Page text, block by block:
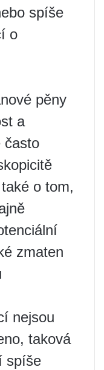
spíše
o
pěny
a
často
o tom,
zmaten
nejsou
taková
spíše